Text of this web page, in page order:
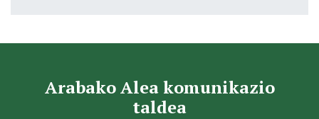
Arabako Alea komunikazio
taldea